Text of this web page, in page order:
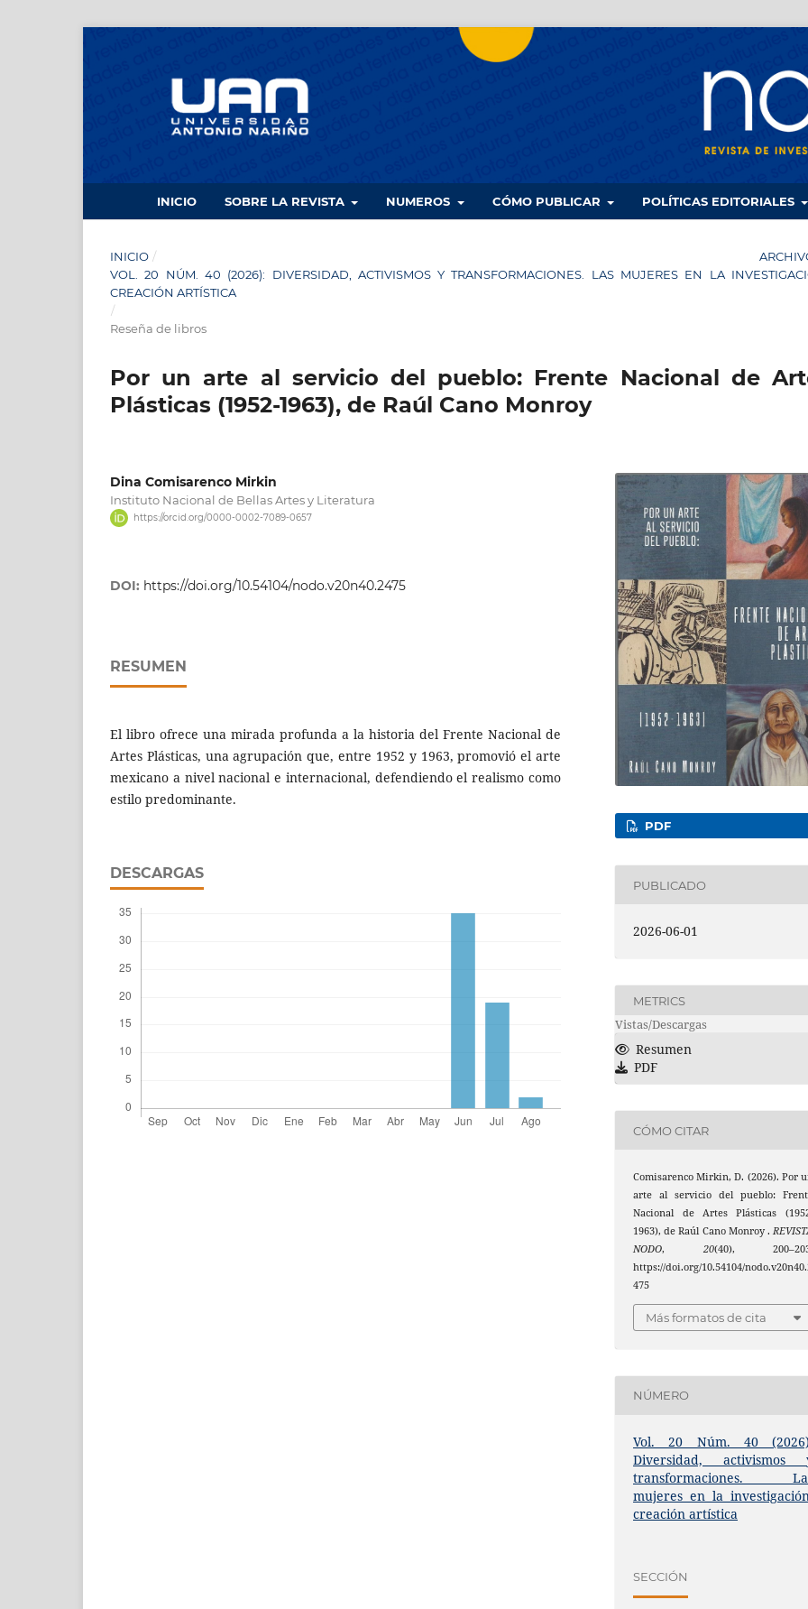
INICIO SOBRE LA REVISTA NUMEROS CÓMO PUBLICAR POLÍTICAS EDITORIALES
INICIO /
VOL. 20 NÚM. 40 (2026): DIVERSIDAD, ACTIVISMOS Y TRANSFORMACIONES. LAS MUJERES EN LA
CREACIÓN ARTÍSTICA
/
Reseña de libros
Por un arte al servicio del pueblo: Frente Nacional de
Plásticas (1952-1963), de Raúl Cano Monroy
Dina Comisarenco Mirkin
Instituto Nacional de Bellas Artes y Literatura
https://orcid.org/0000-0002-7089-0657
DOI: https://doi.org/10.54104/nodo.v20n40.2475
RESUMEN
El libro ofrece una mirada profunda a la historia del Frente Nacional de
Artes Plásticas, una agrupación que, entre 1952 y 1963, promovió el arte
mexicano a nivel nacional e internacional, defendiendo el realismo como
estilo predominante.
DESCARGAS
PDF
PUBLICADO
2026-06-01
METRICS
Vistas/Descargas
Resumen
PDF
CÓMO CITAR
Comisarenco Mirkin, D. (2026). Por
arte al servicio del pueblo:
Nacional de Artes Plásticas
1963), de Raúl Cano Monroy .
NODO, 20(40),
https://doi.org/10.54104/
475
Más formatos de cita
NÚMERO
Vol. 20 Núm. 40
Diversidad, activismos
transformaciones.
mujeres en la
creación artística
SECCIÓN